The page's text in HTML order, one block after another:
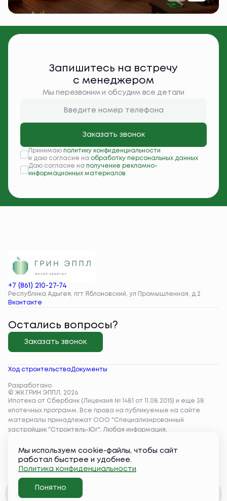
Запишитесь на встречу
с менеджером
Мы перезвоним и обсудим все детали
Заказать звонок
Принимаю политику конфиденциальности
и даю согласие на обработку персональных данных
Даю согласие на получение рекламно-
информационных материалов
+7 (861) 210-27-74
Республика Адыгея, пгт Яблоновский, ул Промышленная, д.2
Вконтакте
Ход строительстваДокументы
Разработано
© ЖК ГРИН ЭППЛ, 2026
Остались вопросы?
Заказать звонок
Забронировать
Мы используем cookie-файлы, чтобы сайт
работал быстрее и удобнее.
Политика конфиденциальности
Понятно